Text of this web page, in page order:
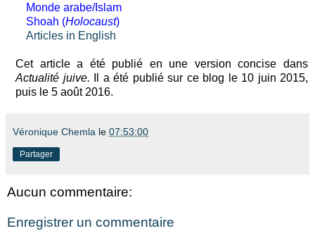
Monde arabe/Islam
Shoah (Holocaust)
Articles in English
Cet article a été publié en une version concise dans
Actualité juive.
Il a été publié sur ce blog le 10 juin 2015,
puis le 5 août 2016.
Véronique Chemla le 07:53:00
Partager
Aucun commentaire:
Enregistrer un commentaire